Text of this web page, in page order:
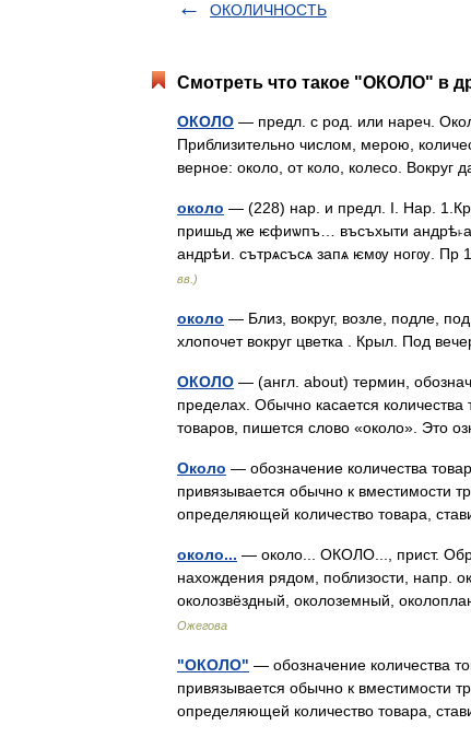
ОКОЛИЧНОСТЬ
Смотреть что такое "ОКОЛО" в
ОКОЛО — предл. с род. или нареч.
Приблизительно числом, мерою,
верное: около, от коло, колесо.
около — (228) нар. и предл. I. Нар.
пришьд же ѥфиѡпъ… въсъхыти
андрѣи. сътрѧсъсѧ запѧ ѥмѹ ногѹ.
вв.)
около — Близ, вокруг, возле, подле,
хлопочет вокруг цветка . Крыл. Под
ОКОЛО — (англ. about) термин,
пределах. Обычно касается
товаров, пишется слово «около». Это
Около — обозначение количества
привязывается обычно к вместимости
определяющей количество товара,
около... — около... ОКОЛО..., прист.
нахождения рядом, поблизости, напр.
околозвёздный, околоземный,
Ожегова
"ОКОЛО" — обозначение количества
привязывается обычно к вместимости
определяющей количество товара,